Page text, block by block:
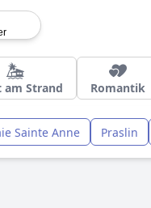
am Strand Romantik
Sainte Anne Praslin